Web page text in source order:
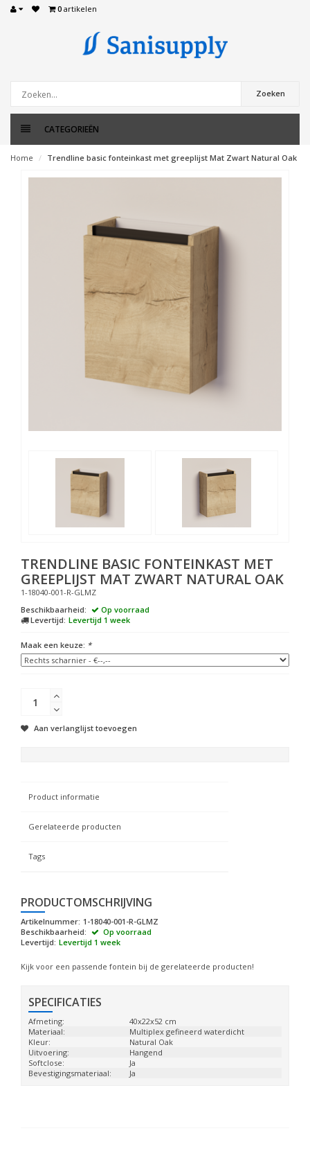
0 artikelen
Zoeken
CATEGORIEËN
Home Trendline basic fonteinkast met greeplijst Mat Zwart Natural Oak
TRENDLINE BASIC FONTEINKAST MET
GREEPLIJST MAT ZWART NATURAL OAK
1-18040-001-R-GLMZ
Beschikbaarheid:
Op voorraad
Levertijd: Levertijd 1 week
Maak een keuze: *
Aan verlanglijst toevoegen
Product informatie
Gerelateerde producten
Tags
PRODUCTOMSCHRIJVING
Artikelnummer: 1-18040-001-R-GLMZ
Beschikbaarheid:
Op voorraad
Levertijd: Levertijd 1 week
Kijk voor een passende fontein bij de gerelateerde producten!
SPECIFICATIES
Afmeting:
40x22x52 cm
Materiaal:
Multiplex gefineerd waterdicht
Kleur:
Natural Oak
Uitvoering:
Hangend
Softclose:
Ja
Bevestigingsmateriaal:
Ja